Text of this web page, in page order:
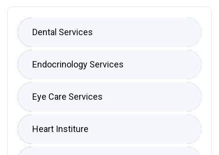
Dental Services
Endocrinology Services
Eye Care Services
Heart Institure